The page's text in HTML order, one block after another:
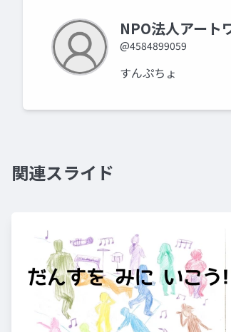
NPO法人アート
@4584899059
すんぷちょ
関連スライド